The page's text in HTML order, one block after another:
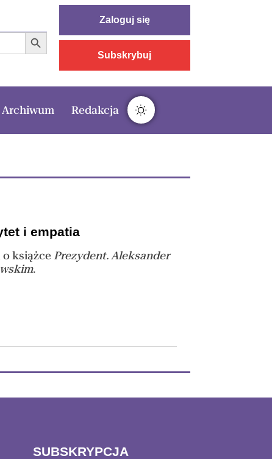
Search Button
Zaloguj się
Subskrybuj
Archiwum Redakcja
i empatia
o książcePrezydent. Aleksander
.
SUBSKRYPCJA